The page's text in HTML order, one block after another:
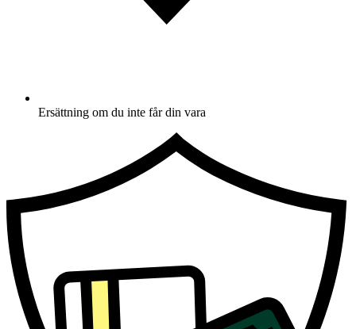
Ersättning om du inte får din vara